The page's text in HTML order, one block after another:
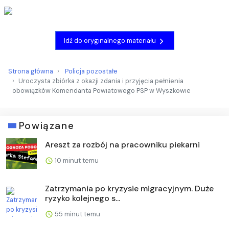
Idź do oryginalnego materiału
Strona główna
Policja pozostałe
Uroczysta zbiórka z okazji zdania i przyjęcia pełnienia
obowiązków Komendanta Powiatowego PSP w Wyszkowie
Powiązane
Areszt za rozbój na pracowniku piekarni
10 minut temu
Zatrzymania po kryzysie migracyjnym. Duże
ryzyko kolejnego s...
55 minut temu